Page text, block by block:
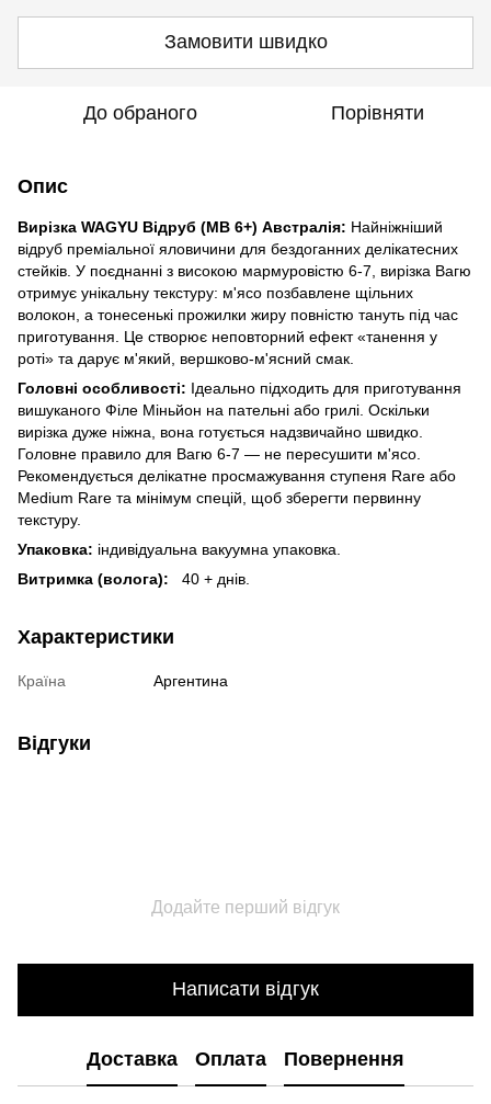
Замовити швидко
До обраного Порівняти
Опис
Вирізка WAGYU Відруб (MB 6+) Австралія: Найніжніший
відруб преміальної яловичини для бездоганних делікатесних
стейків. У поєднанні з високою мармуровістю 6-7, вирізка Вагю
отримує унікальну текстуру: м'ясо позбавлене щільних
волокон, а тонесенькі прожилки жиру повністю тануть під час
приготування. Це створює неповторний ефект «танення у
роті» та дарує м'який, вершково-м'ясний смак.
Головні особливості: Ідеально підходить для приготування
вишуканого Філе Міньйон на пательні або грилі. Оскільки
вирізка дуже ніжна, вона готується надзвичайно швидко.
Головне правило для Вагю 6-7 — не пересушити м'ясо.
Рекомендується делікатне просмажування ступеня Rare або
Medium Rare та мінімум спецій, щоб зберегти первинну
текстуру.
Упаковка: індивідуальна вакуумна упаковка.
Витримка (волога):
40 + днів.
Характеристики
Країна Аргентина
Відгуки
Додайте перший відгук
Написати відгук
Доставка Оплата Повернення